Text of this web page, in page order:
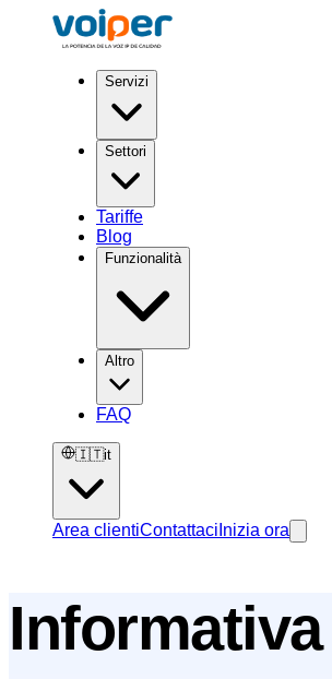
Servizi
Settori
Tariffe
Blog
Funzionalità
Altro
FAQ
🇮🇹it
Area clientiContattaci Inizia ora